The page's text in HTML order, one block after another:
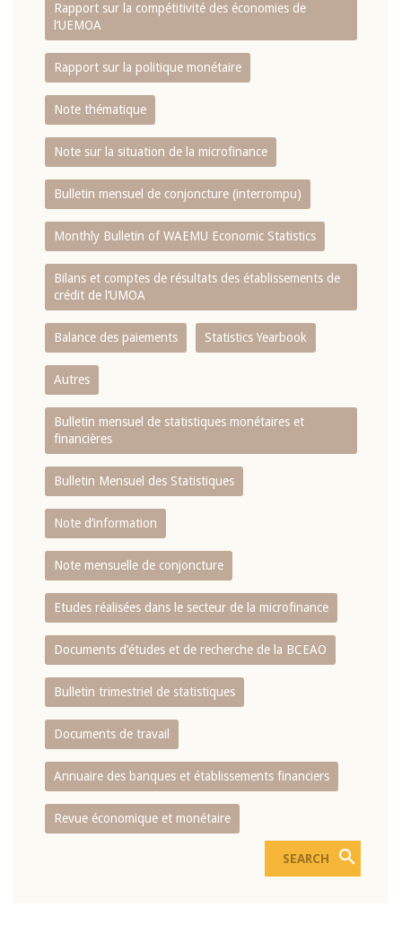
Rapport sur la compétitivité des économies de
l‘UEMOA
Rapport sur la politique monétaire
Note thématique
Note sur la situation de la microfinance
Bulletin mensuel de conjoncture (interrompu)
Monthly Bulletin of WAEMU Economic Statistics
Bilans et comptes de résultats des établissements de
crédit de l‘UMOA
Balance des paiements Statistics Yearbook
Autres
Bulletin mensuel de statistiques monétaires et
financières
Bulletin Mensuel des Statistiques
Note d’information
Note mensuelle de conjoncture
Etudes réalisées dans le secteur de la microfinance
Documents d’études et de recherche de la BCEAO
Bulletin trimestriel de statistiques
Documents de travail
Annuaire des banques et établissements financiers
Revue économique et monétaire